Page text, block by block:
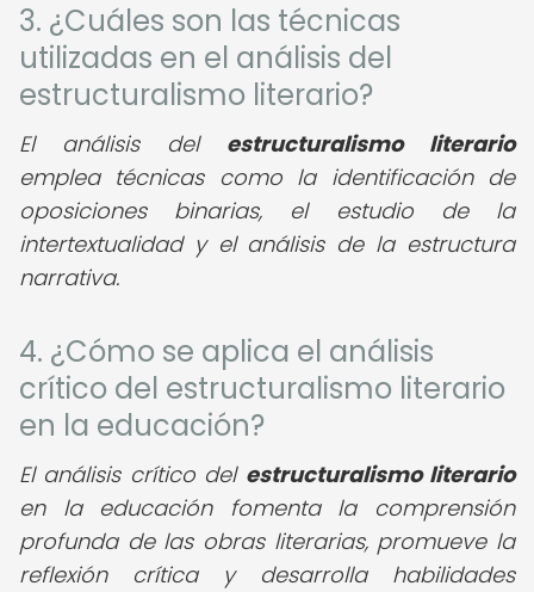
3. ¿Cuáles son las técnicas
utilizadas en el análisis del
estructuralismo literario?
El análisis del estructuralismo literario
emplea técnicas como la identificación de
oposiciones binarias, el estudio de la
intertextualidad y el análisis de la estructura
narrativa.
4. ¿Cómo se aplica el análisis
crítico del estructuralismo literario
en la educación?
El análisis crítico del estructuralismo literario
en la educación fomenta la comprensión
profunda de las obras literarias, promueve la
reflexión crítica y desarrolla habilidades